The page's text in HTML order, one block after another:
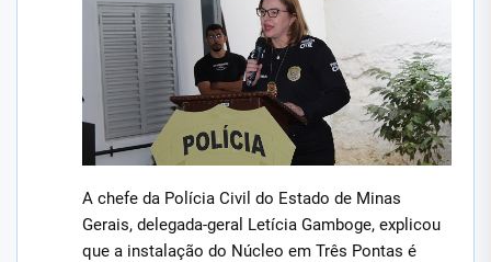
A chefe da Polícia Civil do Estado de Minas
Gerais, delegada-geral Letícia Gamboge, explicou
que a instalação do Núcleo em Três Pontas é